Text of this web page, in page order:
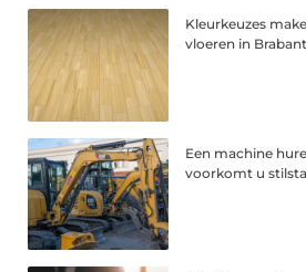
Kleurkeuzes
vloeren in Brabant
Een machine
voorkomt u